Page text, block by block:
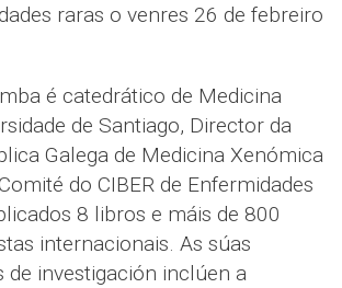
raras o venres 26 de febreiro
é catedrático de Medicina
de Santiago, Director da
Galega de Medicina Xenómica
do CIBER de Enfermidades
8 libros e máis de 800
internacionais. As súas
de investigación inclúen a